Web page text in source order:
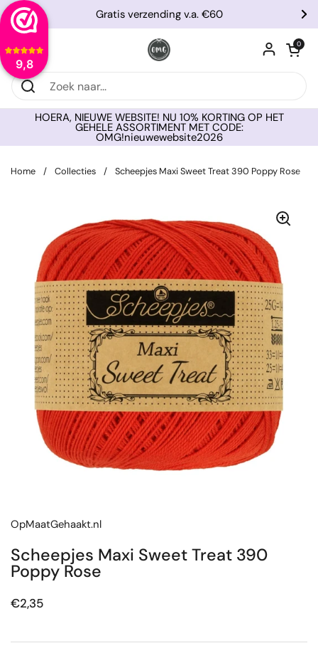
9,8
Ga naar content
Vorige
Gratis verzending v.a. €60
Menu openen
0
HOERA, NIEUWE WEBSITE! NU 10% KORTING OP HET
GEHELE ASSORTIMENT MET CODE:
OMG!nieuwewebsite2026
Home / Collecties / Scheepjes Maxi Sweet Treat 390 Poppy Rose
OpMaatGehaakt.nl
Scheepjes Maxi Sweet Treat 390
Poppy Rose
Prijs:
€2,35